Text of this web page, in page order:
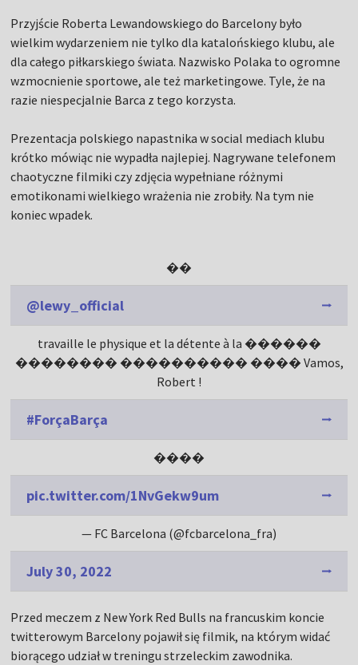
Przyjście Roberta Lewandowskiego do Barcelony było
wielkim wydarzeniem nie tylko dla katalońskiego klubu, ale
dla całego piłkarskiego świata. Nazwisko Polaka to ogromne
wzmocnienie sportowe, ale też marketingowe. Tyle, że na
razie niespecjalnie Barca z tego korzysta.
Prezentacja polskiego napastnika w social mediach klubu
krótko mówiąc nie wypadła najlepiej. Nagrywane telefonem
chaotyczne filmiki czy zdjęcia wypełniane różnymi
emotikonami wielkiego wrażenia nie zrobiły. Na tym nie
koniec wpadek.
��
@lewy_official
travaille le physique et la détente à la ������
�������� ���������� ���� Vamos,
Robert !
#ForçaBarça
����
pic.twitter.com/1NvGekw9um
— FC Barcelona (@fcbarcelona_fra)
July 30, 2022
Przed meczem z New York Red Bulls na francuskim koncie
twitterowym Barcelony pojawił się filmik, na którym widać
biorącego udział w treningu strzeleckim zawodnika.